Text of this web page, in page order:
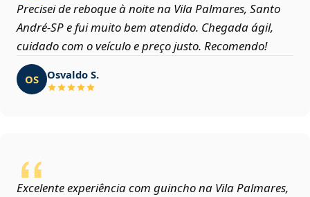
Precisei de reboque à noite na Vila Palmares, Santo
André‑SP e fui muito bem atendido. Chegada ágil,
cuidado com o veículo e preço justo. Recomendo!
OS Osvaldo S.
Excelente experiência com guincho na Vila Palmares,